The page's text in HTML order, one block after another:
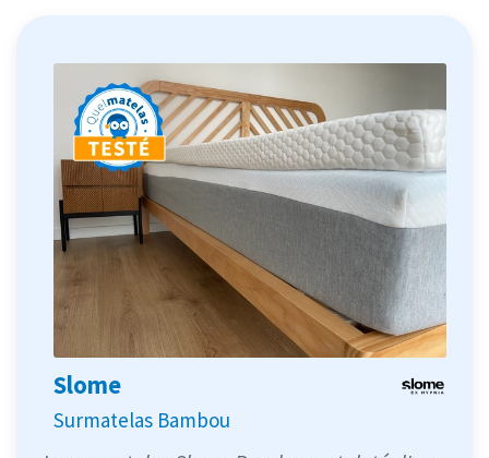
Slome
Surmatelas Bambou